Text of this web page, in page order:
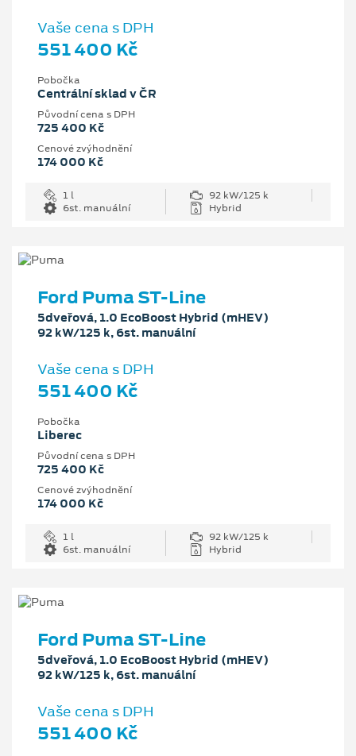
Vaše cena s DPH
551 400 Kč
Pobočka
Centrální sklad v ČR
Původní cena s DPH
725 400 Kč
Cenové zvýhodnění
174 000 Kč
1 l
92 kW/125 k
6st. manuální
Hybrid
Ford Puma ST-Line
5dveřová, 1.0 EcoBoost Hybrid (mHEV)
92 kW/125 k, 6st. manuální
Vaše cena s DPH
551 400 Kč
Pobočka
Liberec
Původní cena s DPH
725 400 Kč
Cenové zvýhodnění
174 000 Kč
1 l
92 kW/125 k
6st. manuální
Hybrid
Ford Puma ST-Line
5dveřová, 1.0 EcoBoost Hybrid (mHEV)
92 kW/125 k, 6st. manuální
Vaše cena s DPH
551 400 Kč